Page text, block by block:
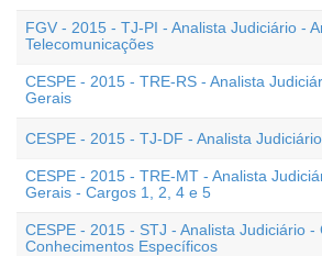
FGV - 2015 - TJ-PI - Analista Judiciário -
Telecomunicações
CESPE - 2015 - TRE-RS - Analista
Gerais
CESPE - 2015 - TJ-DF - Analista
CESPE - 2015 - TRE-MT - Analista
Gerais - Cargos 1, 2, 4 e 5
CESPE - 2015 - STJ - Analista Judiciário -
Conhecimentos Específicos